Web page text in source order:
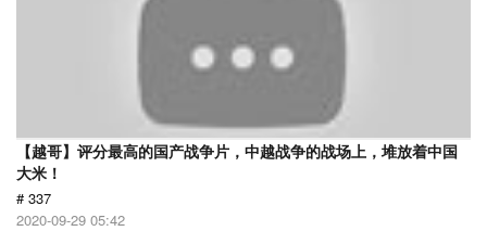
【越哥】评分最高的国产战争片，中越战争的战场上，堆放着中国
大米！
# 337
2020-09-29 05:42